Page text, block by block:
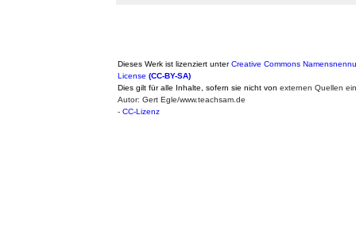
Dieses Werk ist lizenziert unterCreative Commons
License (CC-BY-SA)
Dies gilt für alle Inhalte, sofern sie nicht von externen Quellen
Autor: Gert Egle/www.teachsam.de
- CC-Lizenz